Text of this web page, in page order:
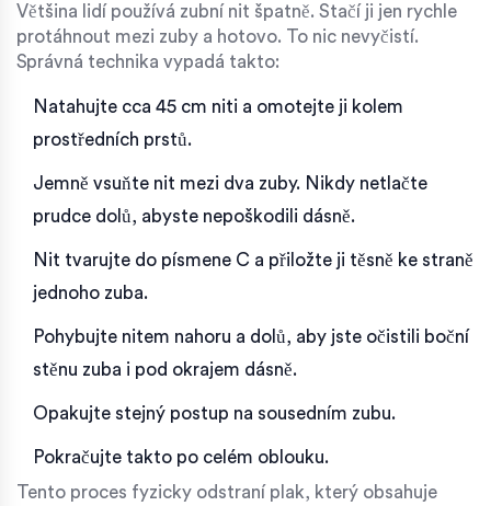
Většina lidí používá zubní nit špatně. Stačí ji jen rychle
protáhnout mezi zuby a hotovo. To nic nevyčistí.
Správná technika vypadá takto:
Natahujte cca 45 cm niti a omotejte ji kolem
prostředních prstů.
Jemně vsuňte nit mezi dva zuby. Nikdy netlačte
prudce dolů, abyste nepoškodili dásně.
Nit tvarujte do písmene C a přiložte ji těsně ke straně
jednoho zuba.
Pohybujte nitem nahoru a dolů, aby jste očistili boční
stěnu zuba i pod okrajem dásně.
Opakujte stejný postup na sousedním zubu.
Pokračujte takto po celém oblouku.
Tento proces fyzicky odstraní plak, který obsahuje